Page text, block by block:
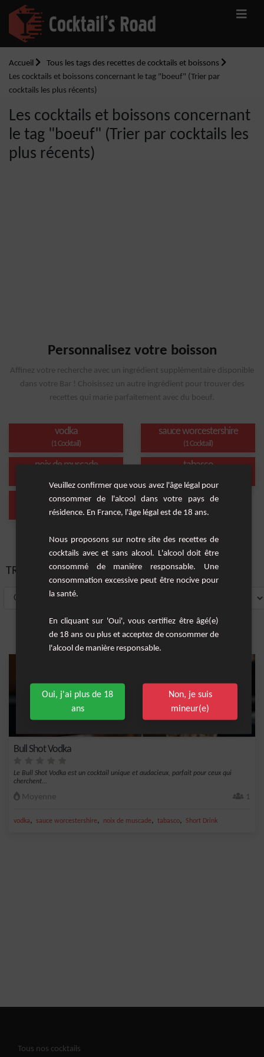
Accueil
Tous les tags des recettes de cocktails et boissons
Les cocktails et boissons concernant le tag "boeuf" (Trier par
cocktails les plus récents)
Les cocktails et boissons concernant
le tag "boeuf" (Trier par cocktails les
plus récents)
Personnalisez votre boisson
Affinez votre recherche avec un ingrédient supplémentaire disponible
dans votre Bar ! Choisissez un autre ingrédient pour trouver des
recettes qui marie parfaitement avec du boeuf.
vodka
(1 Cocktail)
sauce worcestershire
(1 Cocktail)
noix de muscade tabasco
Short Drink
(1 Cocktail)
TRIER PAR:
Bull Shot Vodka
Le Bull Shot Vodka est un cocktail unique et audacieux, parfait pour ceux qui
cherchent...
Moyenne 1
vodka, sauce worcestershire, noix de muscade, tabasco, Short Drink
Tous nos cocktails
Veuillez confirmer que vous avez l'âge légal pour
consommer de l'alcool dans votre pays de
résidence. En France, l'âge légal est de 18 ans.
Nous proposons sur notre site des recettes de
cocktails avec et sans alcool. L'alcool doit être
consommé de manière responsable. Une
consommation excessive peut être nocive pour
la santé.
En cliquant sur 'Oui', vous certifiez être âgé(e)
de 18 ans ou plus et acceptez de consommer de
l'alcool de manière responsable.
Oui, j'ai plus de 18
ans
Non, je suis
mineur(e)